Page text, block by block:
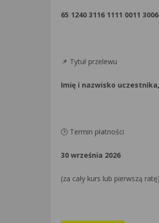
65 1240 3116 1111 0011
📌 Tytuł przelewu
Imię i nazwisko
🕒 Termin płatności
30 września 2026
(za cały kurs lub pierwszą ratę)